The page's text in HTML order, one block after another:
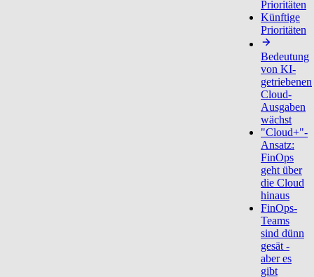
Prioritäten
Künftige
Prioritäten
Bedeutung
von KI-
getriebenen
Cloud-
Ausgaben
wächst
"Cloud+"-
Ansatz:
FinOps
geht über
die Cloud
hinaus
FinOps-
Teams
sind dünn
gesät -
aber es
gibt